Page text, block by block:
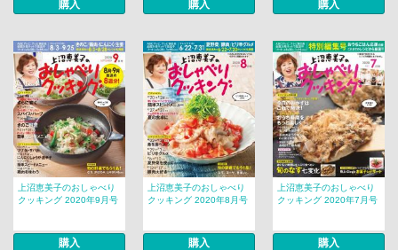
購入 購入 購入
上沼恵美子のおしゃべり
クッキング 2020年9月号
購入
上沼恵美子のおしゃべり
クッキング 2020年8月号
購入
上沼恵美子のおしゃべり
クッキング 2020年7月号
購入